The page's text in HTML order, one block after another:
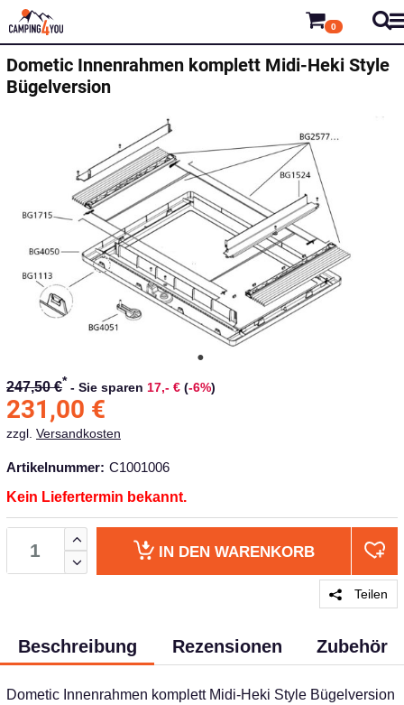
0
Dometic Innenrahmen komplett Midi-Heki Style
Bügelversion
247,50 €* - Sie sparen 17,- € (-6%)
231,00 €
zzgl. Versandkosten
Artikelnummer: C1001006
Kein Liefertermin bekannt.
IN DEN WARENKORB
Teilen
Beschreibung Rezensionen Zubehör
Dometic Innenrahmen komplett Midi-Heki Style Bügelversion